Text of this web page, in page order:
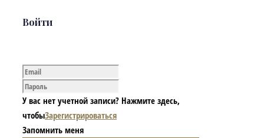
Войти
У вас нет учетной записи? Нажмите здесь,
чтобыЗарегистрироваться
Запомнить меня